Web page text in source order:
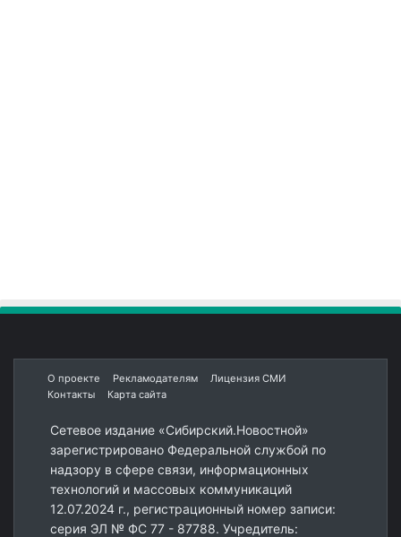
О проекте Рекламодателям
Лицензия СМИ
Контакты
Карта сайта
Сетевое издание «Сибирский.Новостной»
зарегистрировано Федеральной службой по
надзору в сфере связи, информационных
технологий и массовых коммуникаций
12.07.2024 г., регистрационный номер записи:
серия ЭЛ № ФС 77 - 87788. Учредитель: